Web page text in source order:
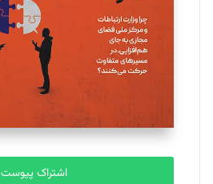
اشتراک پیوست